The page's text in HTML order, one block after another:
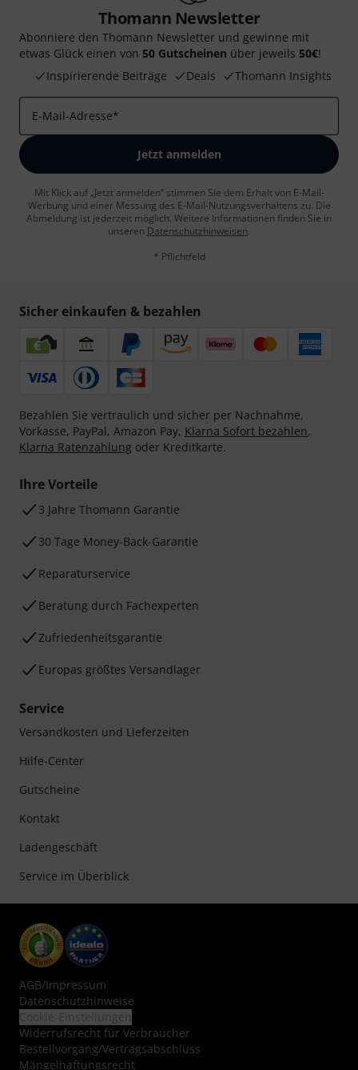
Thomann Newsletter
Abonniere den Thomann Newsletter und gewinne mit
etwas Glück einen von 50 Gutscheinen über jeweils 50€!
Inspirierende Beiträge
Deals Thomann Insights
E-Mail-Adresse*
Jetzt anmelden
Mit Klick auf „Jetzt anmelden“ stimmen Sie dem Erhalt von E-Mail-
Werbung und einer Messung des E-Mail-Nutzungsverhaltens zu. Die
Abmeldung ist jederzeit möglich. Weitere Informationen finden Sie in
unseren Datenschutzhinweisen.
* Pflichtfeld
Sicher einkaufen & bezahlen
Bezahlen Sie vertraulich und sicher per Nachnahme,
Vorkasse, PayPal, Amazon Pay, Klarna Sofort bezahlen,
Klarna Ratenzahlung oder Kreditkarte.
Ihre Vorteile
3 Jahre Thomann Garantie
30 Tage Money-Back-Garantie
Reparaturservice
Beratung durch Fachexperten
Zufriedenheitsgarantie
Europas größtes Versandlager
Service
Versandkosten und Lieferzeiten
Hilfe-Center
Gutscheine
Kontakt
Ladengeschäft
Service im Überblick
AGB/Impressum
Datenschutzhinweise
Widerrufsrecht für Verbraucher
Bestellvorgang/Vertragsabschluss
Mängelhaftungsrecht